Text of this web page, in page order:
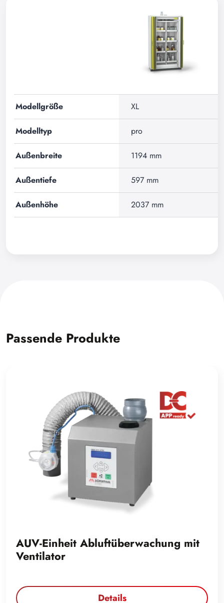
Modellgröße XL
Modelltyp pro
Außenbreite 1194 mm
Außentiefe 597 mm
Außenhöhe 2037 mm
Passende Produkte
AUV-Einheit Abluftüberwachung mit
Ventilator
Details